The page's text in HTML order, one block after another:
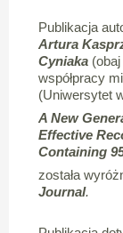
Publikacja
Artura
Cyniaka(obaj
współpracy
(Uniwersytet
A New
Effective
Containing
została
Journal.